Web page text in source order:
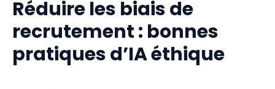
Réduire les biais de
recrutement : bonnes
pratiques d’IA éthique